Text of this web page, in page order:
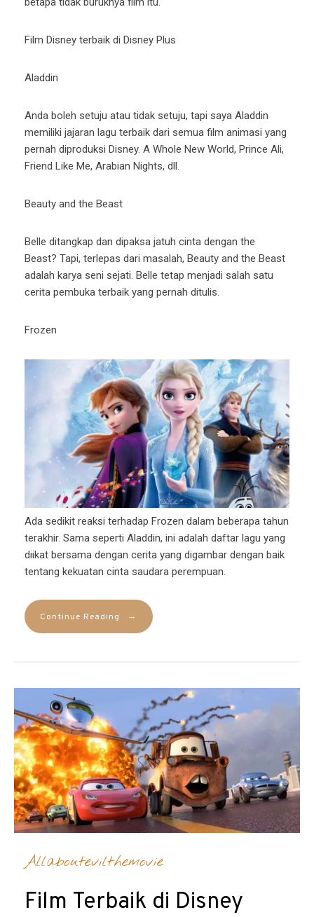
Film Disney terbaik di Disney Plus
Aladdin
Anda boleh setuju atau tidak setuju, tapi saya Aladdin
memiliki jajaran lagu terbaik dari semua film animasi yang
pernah diproduksi Disney. A Whole New World, Prince Ali,
Friend Like Me, Arabian Nights, dll.
Beauty and the Beast
Belle ditangkap dan dipaksa jatuh cinta dengan the
Beast? Tapi, terlepas dari masalah, Beauty and the Beast
adalah karya seni sejati. Belle tetap menjadi salah satu
cerita pembuka terbaik yang pernah ditulis.
Frozen
Ada sedikit reaksi terhadap Frozen dalam beberapa tahun
terakhir. Sama seperti Aladdin, ini adalah daftar lagu yang
diikat bersama dengan cerita yang digambar dengan baik
tentang kekuatan cinta saudara perempuan.
Continue Reading →
Allaboutevilthemovie
Film Terbaik di Disney